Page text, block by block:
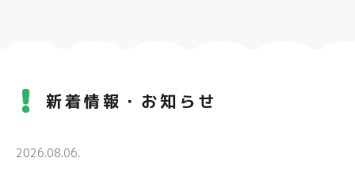
新着情報・お知らせ
2026.08.06.